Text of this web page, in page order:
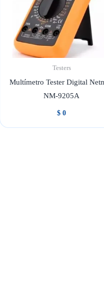
Testers
Multímetro Tester Digital
NM-9205A
$ 0